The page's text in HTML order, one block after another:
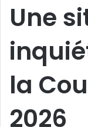
Une
la
2026